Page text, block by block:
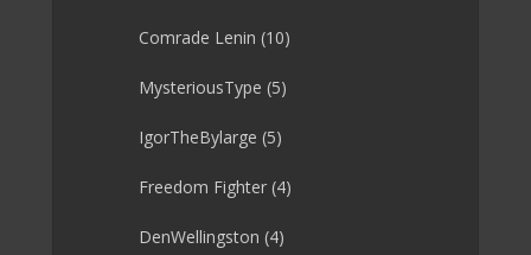
Comrade Lenin (10)
MysteriousType (5)
IgorTheBylarge (5)
Freedom Fighter (4)
DenWellingston (4)